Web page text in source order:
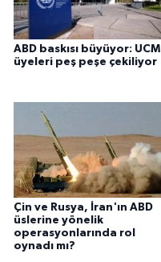
ABD baskısı büyüyor: UCM
üyeleri peş peşe çekiliyor
Çin ve Rusya, İran'ın ABD
üslerine yönelik
operasyonlarında rol
oynadı mı?